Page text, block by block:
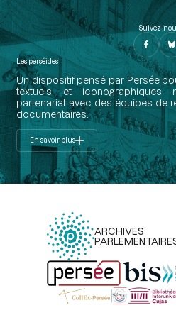
Suivez-
Les perséides
Un dispositif pensé par Persée
textuels et iconographiques
partenariat avec des équipes de
documentaires.
En savoir plus
ARCHIVES